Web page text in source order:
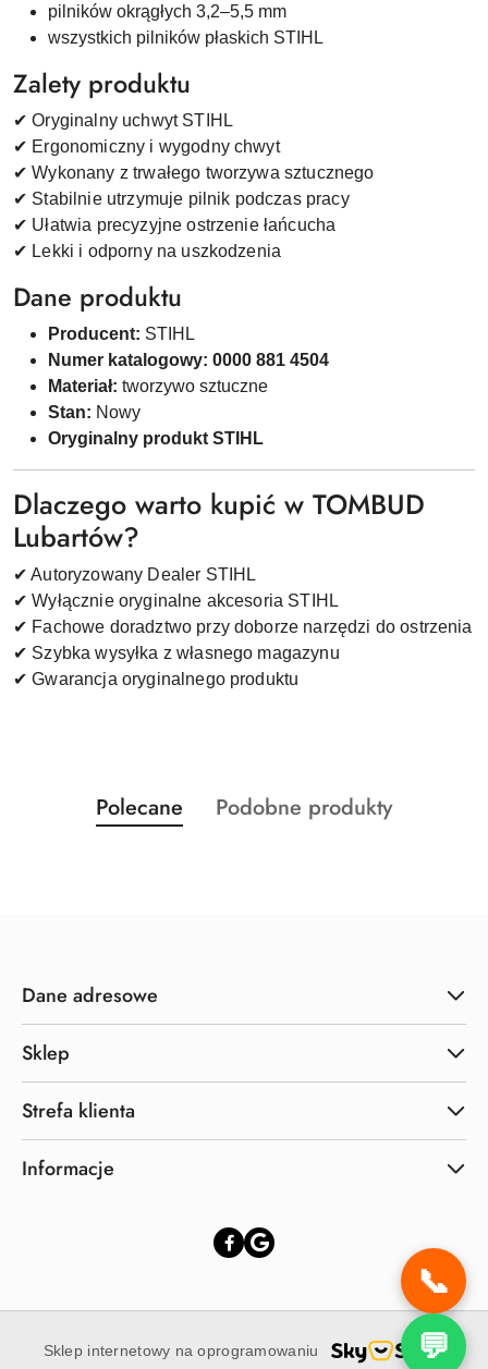
📞
💬
pilników okrągłych 3,2–5,5 mm
wszystkich pilników płaskich STIHL
Zalety produktu
✔ Oryginalny uchwyt STIHL
✔ Ergonomiczny i wygodny chwyt
✔ Wykonany z trwałego tworzywa sztucznego
✔ Stabilnie utrzymuje pilnik podczas pracy
✔ Ułatwia precyzyjne ostrzenie łańcucha
✔ Lekki i odporny na uszkodzenia
Dane produktu
Producent: STIHL
Numer katalogowy: 0000 881 4504
Materiał: tworzywo sztuczne
Stan: Nowy
Oryginalny produkt STIHL
Dlaczego warto kupić w TOMBUD
Lubartów?
✔ Autoryzowany Dealer STIHL
✔ Wyłącznie oryginalne akcesoria STIHL
✔ Fachowe doradztwo przy doborze narzędzi do ostrzenia
✔ Szybka wysyłka z własnego magazynu
✔ Gwarancja oryginalnego produktu
Pomiń karuzelę produktów
Produkty
o
Polecane
Produkty
Podobne produkty
Dane adresowe
Sklep
Strefa klienta
Informacje
Sklep internetowy na oprogramowaniu